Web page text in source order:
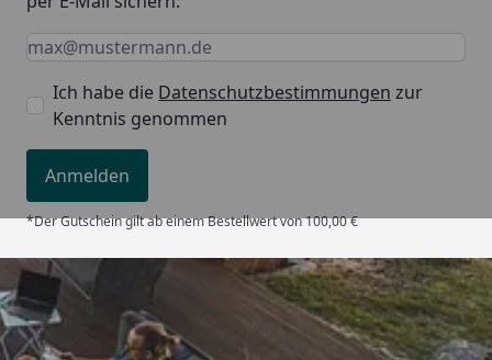
Keine Eingabe erforderlich
Eingabe erforderlich
E-Mail *
Ich habe die Datenschutzbestimmungen zur
Kenntnis genommen
Anmelden
*Der Gutschein gilt ab einem Bestellwert von 100,00 €
Trusted Shops